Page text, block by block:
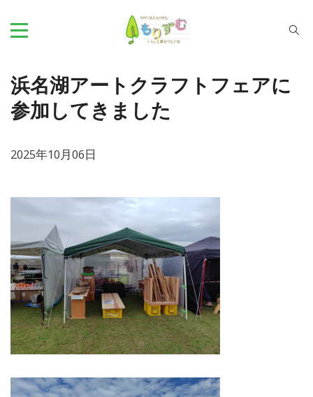
浜名湖アートクラフトフェアに
参加してきました
2025年10月06日